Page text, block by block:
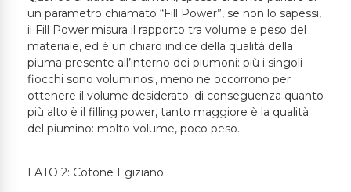
un parametro chiamato “Fill Power”, se non lo sapessi,
il Fill Power misura il rapporto tra volume e peso del
materiale, ed è un chiaro indice della qualità della
piuma presente all’interno dei piumoni: più i singoli
fiocchi sono voluminosi, meno ne occorrono per
ottenere il volume desiderato: di conseguenza quanto
più alto è il filling power, tanto maggiore è la qualità
del piumino: molto volume, poco peso.
LATO 2: Cotone Egiziano